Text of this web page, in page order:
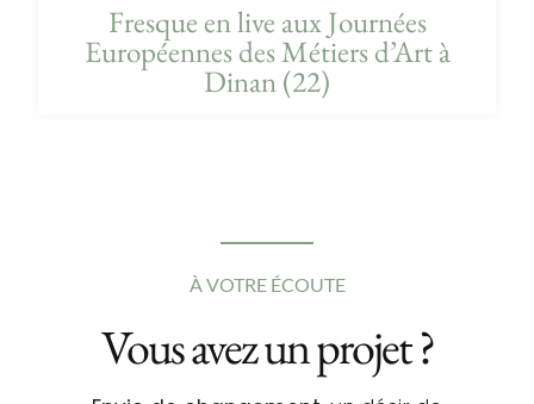
Fresque en live aux Journées
Européennes des Métiers d’Art à
Dinan (22)
À VOTRE ÉCOUTE
Vous avez un projet ?